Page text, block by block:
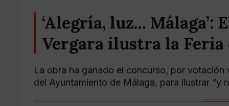
‘Alegría, luz… Málaga’:
Vergara ilustra la Feria
La obra ha ganado el concurso, por
del Ayuntamiento de Málaga, para ilustrar “y